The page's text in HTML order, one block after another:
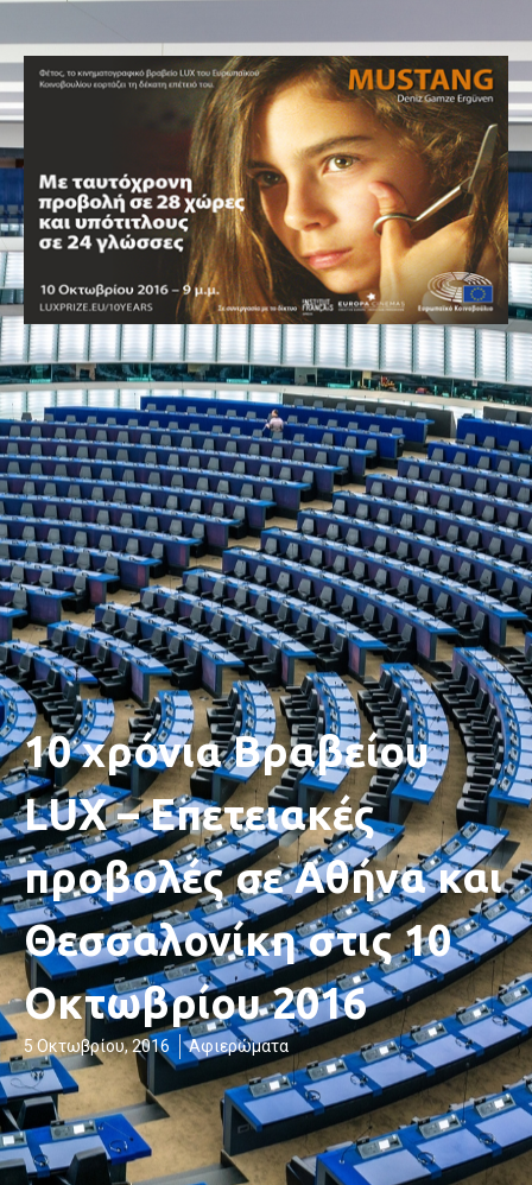
10 χρόνια Βραβείου
LUX – Επετειακές
προβολές σε Αθήνα και
Θεσσαλονίκη στις 10
Οκτωβρίου 2016
5 Οκτωβρίου, 2016 Αφιερώματα